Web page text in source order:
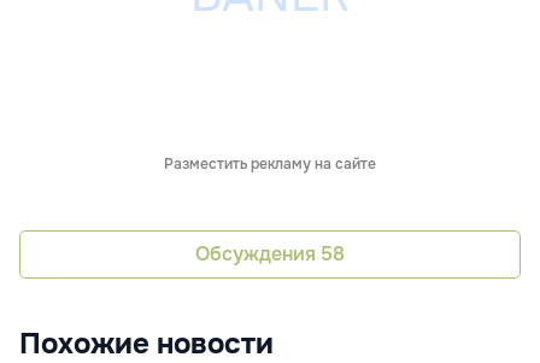
Разместить рекламу на сайте
Обсуждения 58
Похожие новости